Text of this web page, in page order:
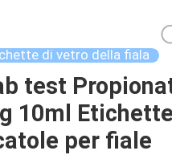
di vetro della fiala
test
10ml
per fiale